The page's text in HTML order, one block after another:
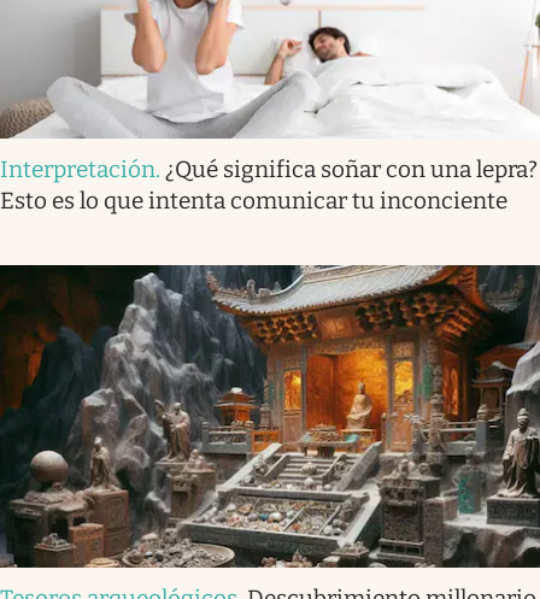
Interpretación. ¿Qué significa soñar con una lepra?
Esto es lo que intenta comunicar tu inconciente